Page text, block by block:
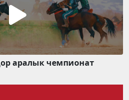
аралык чемпионат